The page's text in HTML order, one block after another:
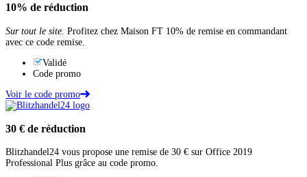
10% de réduction
Sur tout le site. Profitez chez Maison FT 10% de remise en commandant
avec ce code remise.
Validé
Code promo
Voir le code promo
30 € de réduction
Blitzhandel24 vous propose une remise de 30 € sur Office 2019
Professional Plus grâce au code promo.